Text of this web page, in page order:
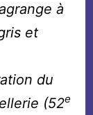
à
et
du
(52e